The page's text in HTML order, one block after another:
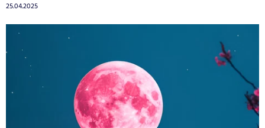
25.04.2025